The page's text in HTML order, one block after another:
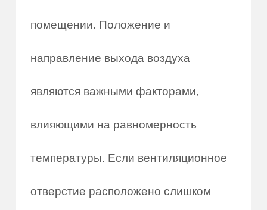
помещении. Положение и
направление выхода воздуха
являются важными факторами,
влияющими на равномерность
температуры. Если вентиляционное
отверстие расположено слишком